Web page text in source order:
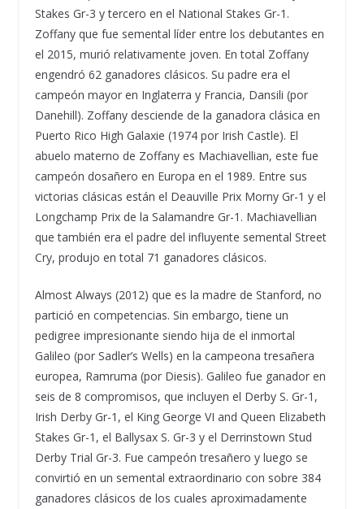
Stakes Gr-3 y tercero en el National Stakes Gr-1.
Zoffany que fue semental líder entre los debutantes en
el 2015, murió relativamente joven. En total Zoffany
engendró 62 ganadores clásicos. Su padre era el
campeón mayor en Inglaterra y Francia, Dansili (por
Danehill). Zoffany desciende de la ganadora clásica en
Puerto Rico High Galaxie (1974 por Irish Castle). El
abuelo materno de Zoffany es Machiavellian, este fue
campeón dosañero en Europa en el 1989. Entre sus
victorias clásicas están el Deauville Prix Morny Gr-1 y el
Longchamp Prix de la Salamandre Gr-1. Machiavellian
que también era el padre del influyente semental Street
Cry, produjo en total 71 ganadores clásicos.
Almost Always (2012) que es la madre de Stanford, no
partició en competencias. Sin embargo, tiene un
pedigree impresionante siendo hija de el inmortal
Galileo (por Sadler’s Wells) en la campeona tresañera
europea, Ramruma (por Diesis). Galileo fue ganador en
seis de 8 compromisos, que incluyen el Derby S. Gr-1,
Irish Derby Gr-1, el King George VI and Queen Elizabeth
Stakes Gr-1, el Ballysax S. Gr-3 y el Derrinstown Stud
Derby Trial Gr-3. Fue campeón tresañero y luego se
convirtió en un semental extraordinario con sobre 384
ganadores clásicos de los cuales aproximadamente